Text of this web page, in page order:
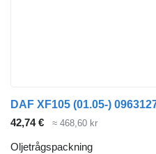
42,74 € ≈ 468,60 kr
Oljetrågspackning